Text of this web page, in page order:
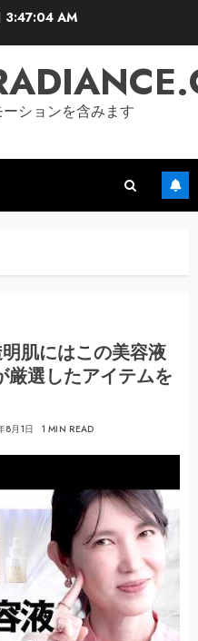
3:47:05 AM
ションを含みます
肌にはこの美容液
厳選したアイテムを
8月1日 1 MIN READ